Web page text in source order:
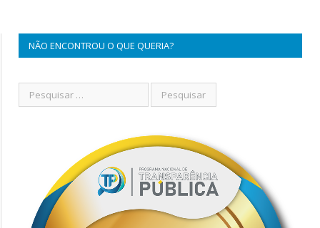
NÃO ENCONTROU O QUE QUERIA?